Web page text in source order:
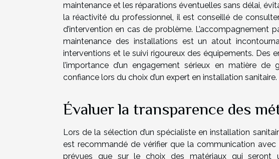
maintenance et les réparations éventuelles sans délai,
la réactivité du professionnel, il est conseillé de
d’intervention en cas de problème.
maintenance des installations est un atout
interventions et le suivi rigoureux des équipements. Des
l’importance d’un engagement sérieux en matière
confiance lors du choix d’un expert en installation sanitaire.
Évaluer la transparence des
Lors de la sélection d’un spécialiste en installation
est recommandé de vérifier que la communication
prévues que sur le choix des matériaux qui seront